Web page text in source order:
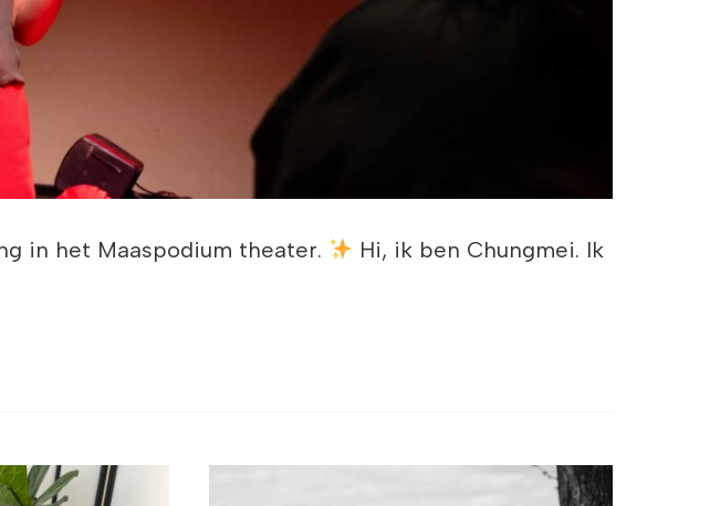
in het Maaspodium theater.
Hi, ik ben Chungmei. Ik